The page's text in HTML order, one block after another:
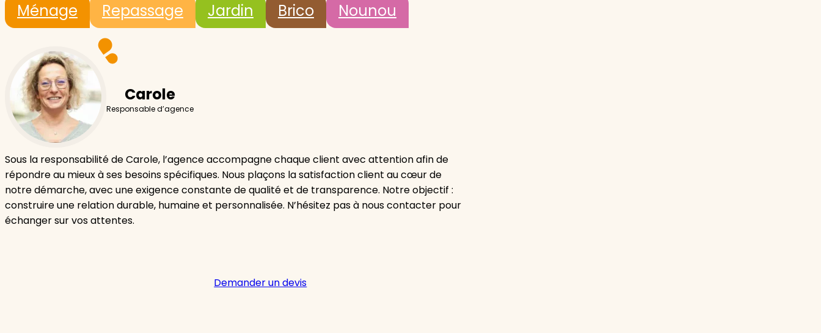
Ménage Repassage Jardin Brico Nounou
Carole
Responsable d’agence
Sous la responsabilité de Carole, l’agence accompagne chaque client avec attention afin de
répondre au mieux à ses besoins spécifiques. Nous plaçons la satisfaction client au cœur de
notre démarche, avec une exigence constante de qualité et de transparence. Notre objectif :
construire une relation durable, humaine et personnalisée. N’hésitez pas à nous contacter pour
échanger sur vos attentes.
Demander un devis